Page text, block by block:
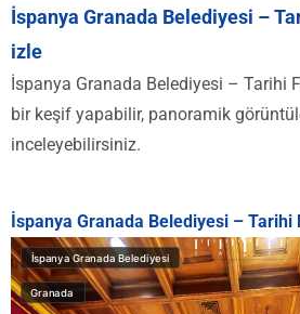
İspanya Granada Belediyesi –
izle
İspanya Granada Belediyesi – Tarihi
bir keşif yapabilir, panoramik
inceleyebilirsiniz.
İspanya Granada Belediyesi – Tarihi